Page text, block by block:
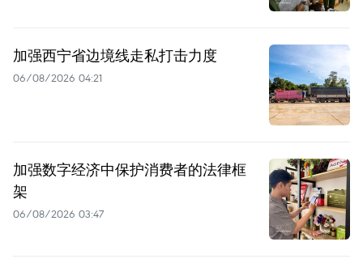
加强西宁省边境线走私打击力度
06/08/2026 04:21
加强数字经济中保护消费者的法律框
架
06/08/2026 03:47